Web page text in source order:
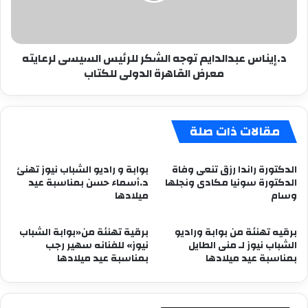
القاهرة
الدولى
د.إيناس عبدالدايم توجه الشكر للرئيس السيسى لرعايته
معرض القاهرة الدولى للكتاب
مقالات ذات صلة
الدكتورة راندا رزق تنعى وفاة
الدكتورة سونيا مكادى ونجلها
وسام
بوابة و راديو الشباب نيوز تهنئ
د.أسماء حسن بمناسبة عيد
ميلادها
برقيه تهنئة من بوابة وراديو
الشباب نيوز لـ منى الطايل
بمناسبة عيد ميلادها
برقية تهنئة من«بوابة الشباب
نيوز» للفنانه سهير رجب
بمناسبة عيد ميلادها